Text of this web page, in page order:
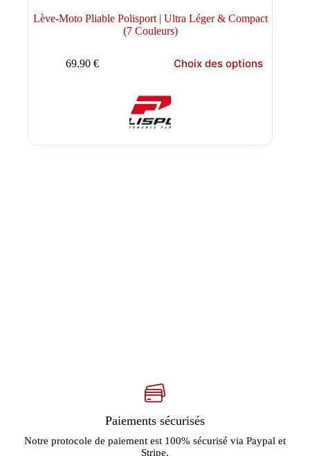
Lève-Moto Pliable Polisport | Ultra Léger & Compact
(7 Couleurs)
69.90€ Choix des options
peuvent
Paiements sécurisés
Notre protocole de paiement est 100% sécurisé via Paypal et
Stripe.